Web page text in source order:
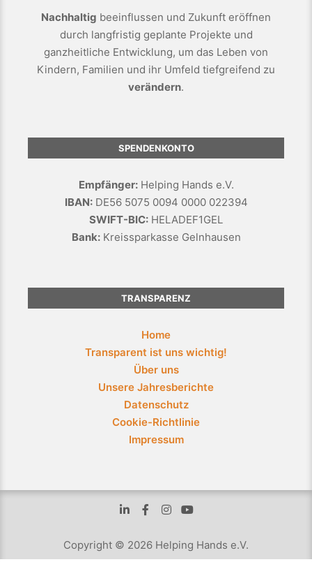
Nachhaltig beeinflussen und Zukunft eröffnen
durch langfristig geplante Projekte und
ganzheitliche Entwicklung, um das Leben von
Kindern, Familien und ihr Umfeld tiefgreifend zu
verändern.
SPENDENKONTO
Empfänger:Helping Hands e.V.
IBAN:DE56 5075 0094 0000 022394
SWIFT-BIC: HELADEF1GEL
Bank:Kreissparkasse Gelnhausen
TRANSPARENZ
Home
Transparent ist uns wichtig!
Über uns
Unsere Jahresberichte
Datenschutz
Cookie-Richtlinie
Impressum
Copyright © 2026 Helping Hands e.V.